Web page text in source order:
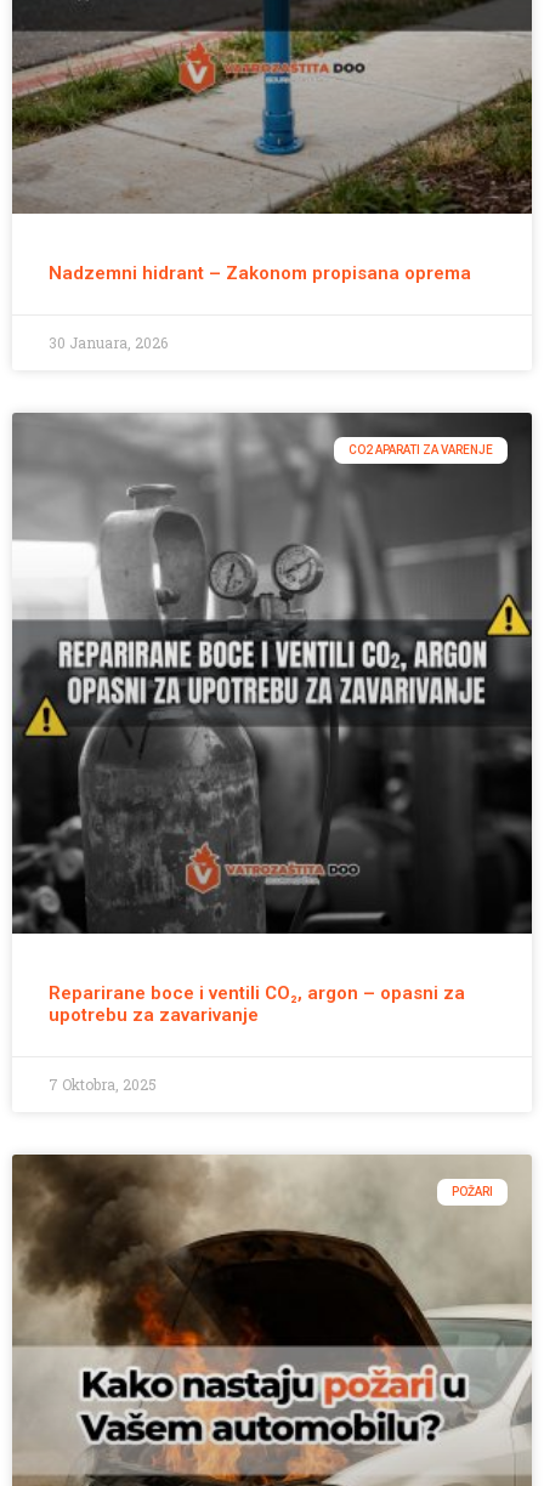
Nadzemni hidrant – Zakonom propisana oprema
30 Januara, 2026
CO2 APARATI ZA VARENJE
Reparirane boce i ventili CO₂, argon – opasni za
upotrebu za zavarivanje
7 Oktobra, 2025
POŽARI